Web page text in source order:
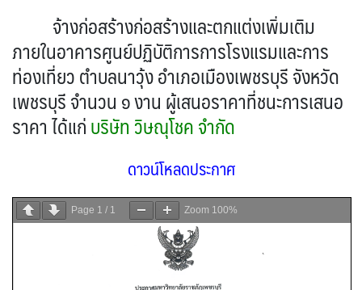
จ้างก่อสร้างก่อสร้างและตกแต่งเพิ่มเติม
ภายในอาคารศูนย์ปฏิบัติการการโรงแรมและการ
ท่องเที่ยว ตำบลนาวุ้ง อำเภอเมืองเพชรบุรี จังหวัด
เพชรบุรี จำนวน ๑ งาน ผู้เสนอราคาที่ชนะการเสนอ
ราคา ได้แก่บริษัท วิษณุโชค จำกัด
ดาวน์โหลดประกาศ
Page 1 / 1 Zoom 100%